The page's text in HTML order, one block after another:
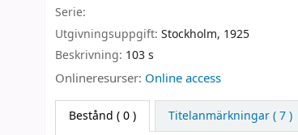
Serie:
Utgivningsuppgift: Stockholm, 1925
Beskrivning: 103 s
Onlineresurser: Online access
Bestånd ( 0 ) Titelanmärkningar ( 7 )